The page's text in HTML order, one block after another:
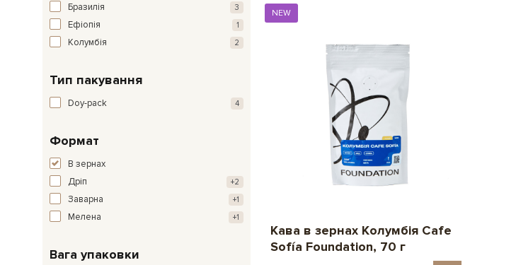
Бразилія 3
Ефіопія 1
Колумбія 2
Тип пакування
Doy-pack 4
Формат
В зернах
Дріп
+2
Заварна +1
Мелена +1
Вага упаковки
NEW
Кава в зернах Колумбія Cafe
Sofía Foundation, 70 г